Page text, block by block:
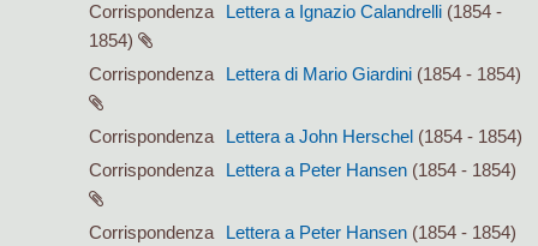
Corrispondenza Lettera a Ignazio Calandrelli (1854 -
1854)
Corrispondenza
Lettera di Mario Giardini (1854 - 1854)
Corrispondenza Lettera a John Herschel (1854 - 1854)
Corrispondenza
Lettera a Peter Hansen (1854 - 1854)
Corrispondenza Lettera a Peter Hansen (1854 - 1854)